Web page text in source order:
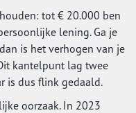
tot € 20.000 ben
lening. Ga je
is het verhogen van je
kantelpunt lag twee
is dus flink gedaald.
oorzaak. In 2023